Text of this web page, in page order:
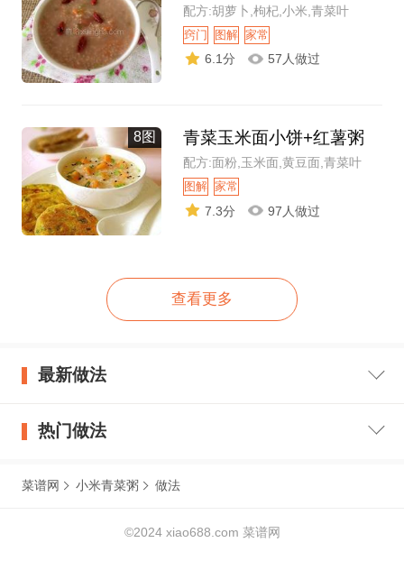
配方:胡萝卜,枸杞,小米,青菜叶
窍门 图解 家常
6.1分 57人做过
8图 青菜玉米面小饼+红薯粥
配方:面粉,玉米面,黄豆面,青菜叶
图解 家常
7.3分 97人做过
查看更多
最新做法
热门做法
菜谱网 小米青菜粥 做法
©2024 xiao688.com 菜谱网